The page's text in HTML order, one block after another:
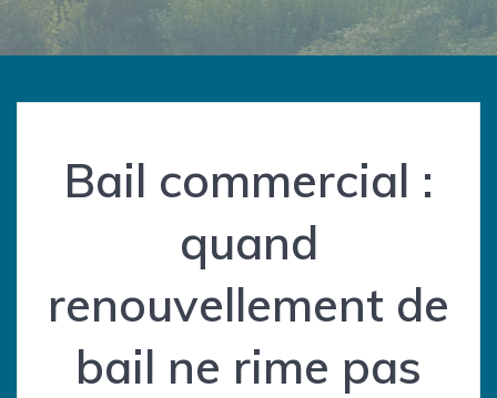
Bail commercial :
quand
renouvellement de
bail ne rime pas